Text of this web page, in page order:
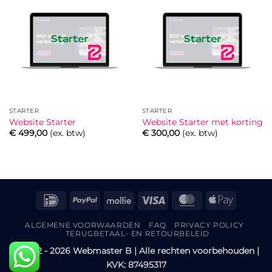
STARTER
Website Starter
€499,00 (ex. btw)
STARTER
Website Starter met korting
€300,00 (ex. btw)
IDeal PayPal Mollie Visa MasterCardApple
ALGEMENE VOORWAARDEN FAQ
PRIVACY POLICY
TERUGBETAAL- EN RETOURBELEID
©2022 - 2026 Webmaster B | Alle rechten voorbehouden |
KVK: 87495317